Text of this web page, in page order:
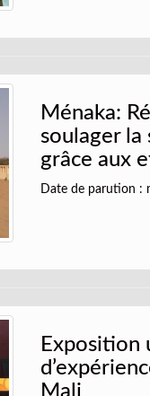
Ménaka:
soulager
grâce aux
Date de parution :
Exposition